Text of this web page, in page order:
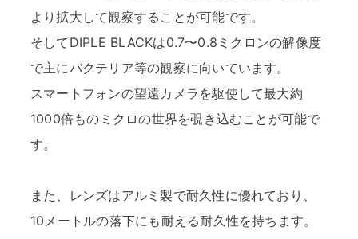
より拡大して観察することが可能です。
そしてDIPLE BLACKは0.7〜0.8ミクロンの解像度
で主にバクテリア等の観察に向いています。
スマートフォンの望遠カメラを駆使して最大約
1000倍ものミクロの世界を覗き込むことが可能で
す。
また、レンズはアルミ製で耐久性に優れており、
10メートルの落下にも耐える耐久性を持ちます。